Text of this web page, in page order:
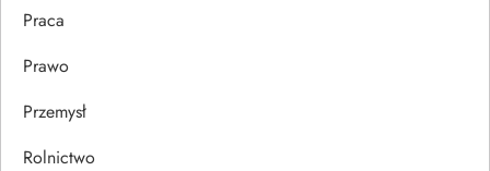
Praca
Prawo
Przemysł
Rolnictwo